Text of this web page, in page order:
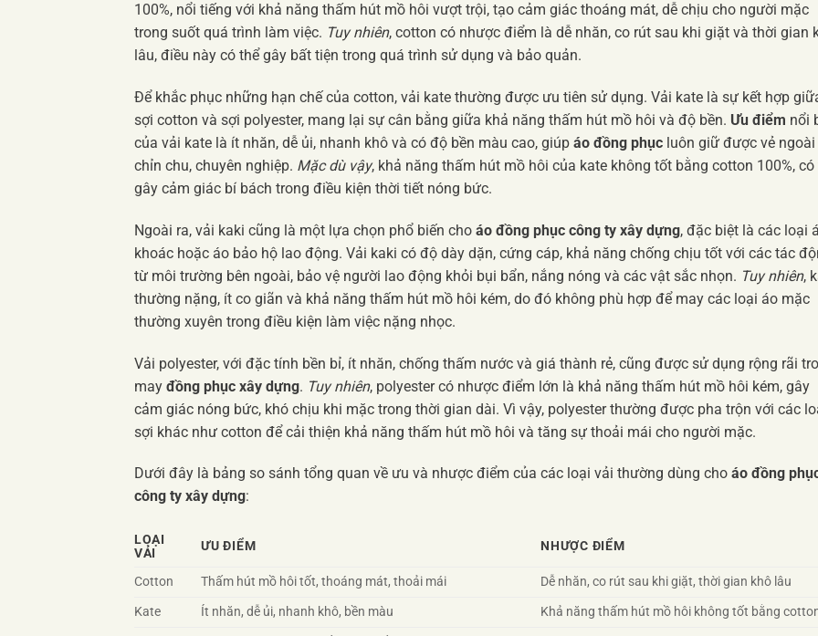
100%, nổi tiếng với khả năng thấm hút mồ hôi vượt trội, tạo cảm giác thoáng mát, dễ chịu cho người mặc
trong suốt quá trình làm việc. Tuy nhiên, cotton có nhược điểm là dễ nhăn, co rút sau khi giặt và thời gian
lâu, điều này có thể gây bất tiện trong quá trình sử dụng và bảo quản.
Để khắc phục những hạn chế của cotton, vải kate thường được ưu tiên sử dụng. Vải kate là sự kết hợp
sợi cotton và sợi polyester, mang lại sự cân bằng giữa khả năng thấm hút mồ hôi và độ bền. Ưu điểm nổi
của vải kate là ít nhăn, dễ ủi, nhanh khô và có độ bền màu cao, giúp áo đồng phục luôn giữ được vẻ ngoài
chỉn chu, chuyên nghiệp. Mặc dù vậy, khả năng thấm hút mồ hôi của kate không tốt bằng cotton 100%, có
gây cảm giác bí bách trong điều kiện thời tiết nóng bức.
Ngoài ra, vải kaki cũng là một lựa chọn phổ biến cho áo đồng phục công ty xây dựng, đặc biệt là các loại
khoác hoặc áo bảo hộ lao động. Vải kaki có độ dày dặn, cứng cáp, khả năng chống chịu tốt với các tác
từ môi trường bên ngoài, bảo vệ người lao động khỏi bụi bẩn, nắng nóng và các vật sắc nhọn. Tuy nhiên,
thường nặng, ít co giãn và khả năng thấm hút mồ hôi kém, do đó không phù hợp để may các loại áo mặc
thường xuyên trong điều kiện làm việc nặng nhọc.
Vải polyester, với đặc tính bền bỉ, ít nhăn, chống thấm nước và giá thành rẻ, cũng được sử dụng rộng rãi
may đồng phục xây dựng. Tuy nhiên, polyester có nhược điểm lớn là khả năng thấm hút mồ hôi kém, gây
cảm giác nóng bức, khó chịu khi mặc trong thời gian dài. Vì vậy, polyester thường được pha trộn với các
sợi khác như cotton để cải thiện khả năng thấm hút mồ hôi và tăng sự thoải mái cho người mặc.
Dưới đây là bảng so sánh tổng quan về ưu và nhược điểm của các loại vải thường dùng cho áo đồng
công ty xây dựng:
LOẠI
VẢI
ƯU ĐIỂM NHƯỢC ĐIỂM
Cotton Thấm hút mồ hôi tốt, thoáng mát, thoải mái
Dễ nhăn, co rút sau khi giặt, thời gian khô lâu
Kate
Ít nhăn, dễ ủi, nhanh khô, bền màu
Khả năng thấm hút mồ hôi không tốt bằng